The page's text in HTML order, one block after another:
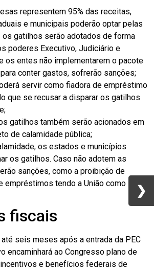
representem 95% das receitas,
e municipais poderão optar pelas
os gatilhos serão adotados de forma
poderes Executivo, Judiciário e
os entes não implementarem o pacote
conter gastos, sofrerão sanções;
servir como fiadora de empréstimo
que se recusar a disparar os gatilhos
gatilhos também serão acionados em
de calamidade pública;
os estados e municípios
os gatilhos. Caso não adotem as
sanções, como a proibição de
empréstimos tendo a União como
fiscais
seis meses após a entrada da PEC
encaminhará ao Congresso plano de
e benefícios federais de
❯
❯